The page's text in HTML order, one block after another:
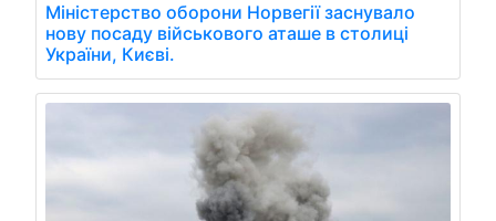
Міністерство оборони Норвегії заснувало
нову посаду військового аташе в столиці
України, Києві.